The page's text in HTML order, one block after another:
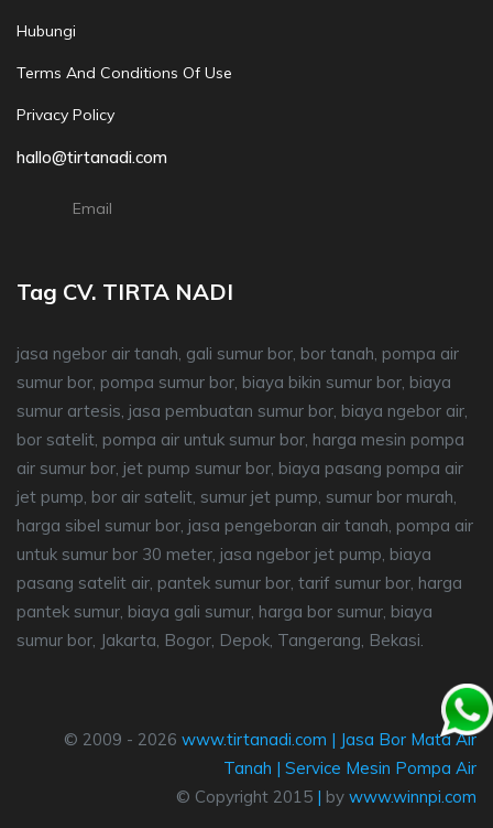
Hubungi
Terms And Conditions Of Use
Privacy Policy
hallo@tirtanadi.com
Email
Tag CV. TIRTA NADI
jasa ngebor air tanah, gali sumur bor, bor tanah, pompa air
sumur bor, pompa sumur bor, biaya bikin sumur bor, biaya
sumur artesis, jasa pembuatan sumur bor, biaya ngebor air,
bor satelit, pompa air untuk sumur bor, harga mesin pompa
air sumur bor, jet pump sumur bor, biaya pasang pompa air
jet pump, bor air satelit, sumur jet pump, sumur bor murah,
harga sibel sumur bor, jasa pengeboran air tanah, pompa air
untuk sumur bor 30 meter, jasa ngebor jet pump, biaya
pasang satelit air, pantek sumur bor, tarif sumur bor, harga
pantek sumur, biaya gali sumur, harga bor sumur, biaya
sumur bor, Jakarta, Bogor, Depok, Tangerang, Bekasi.
© 2009 - 2026 www.tirtanadi.com | Jasa Bor Mata Air
Tanah | Service Mesin Pompa Air
© Copyright 2015 | by www.winnpi.com